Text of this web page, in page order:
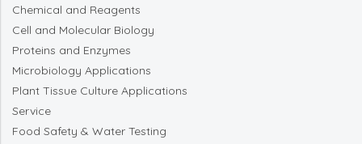
Chemical and Reagents
Cell and Molecular Biology
Proteins and Enzymes
Microbiology Applications
Plant Tissue Culture Applications
Service
Food Safety & Water Testing